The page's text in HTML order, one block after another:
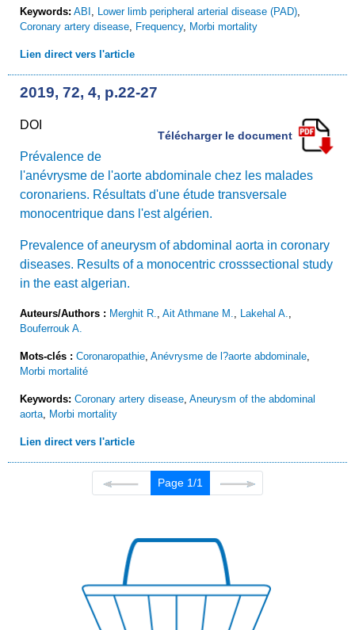
Keywords: ABI Lower limb peripheral arterial disease (PAD)
Coronary artery disease
Frequency, Morbi mortality
Lien direct vers l'article
2019, 72, 4, p.22-27
DOI
Télécharger le document
Prévalence de
l'anévrysme de l'aorte abdominale chez les malades
coronariens. Résultats d'une étude transversale
monocentrique dans l'est algérien.
Prevalence of aneurysm of abdominal aorta in coronary
diseases. Results of a monocentric crosssectional study
in the east algerian.
Auteurs/Authors : Merghit R. Ait Athmane M. Lakehal A.
Bouferrouk A.
Mots-clés : Coronaropathie Anévrysme de l?aorte abdominale
Morbi mortalité
Keywords: Coronary artery disease Aneurysm of the abdominal
aorta
Morbi mortality
Lien direct vers l'article
Page 1/1